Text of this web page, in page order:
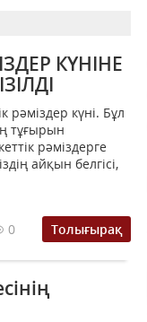
КҮНІНЕ
күні. Бұл
тұғырын
рәміздерге
айқын белгісі,
0 Толығырақ